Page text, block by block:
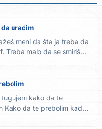
uradim
meni da šta ja treba da
Treba malo da se smiriš...
kako da te
Kako da te prebolim kad